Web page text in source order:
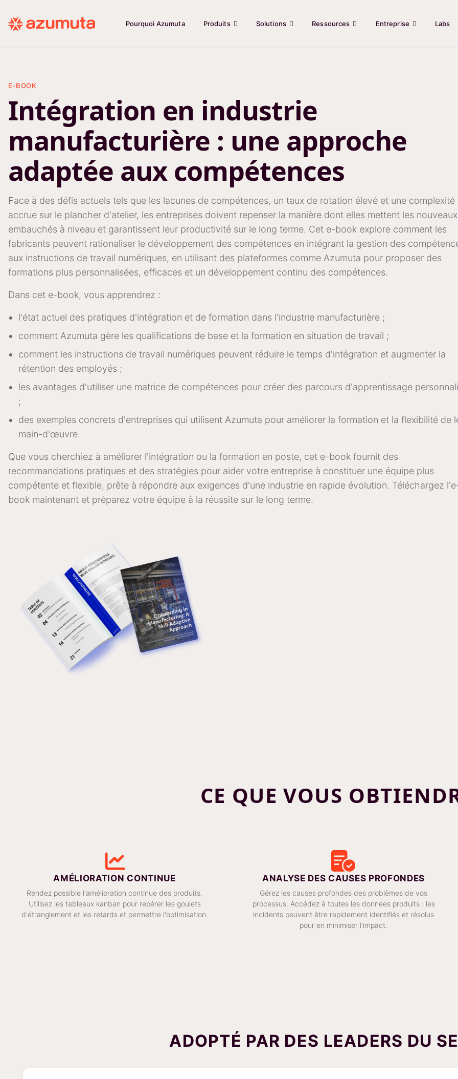
Pourquoi Azumuta Produits Solutions Ressources Entreprise Labs
E-BOOK
Intégration en industrie
manufacturière : une approche
adaptée aux compétences
Face à des défis actuels tels que les lacunes de compétences, un taux de rotation élevé et une complexité
accrue sur le plancher d'atelier, les entreprises doivent repenser la manière dont elles mettent les nouveaux
embauchés à niveau et garantissent leur productivité sur le long terme. Cet e-book explore comment les
fabricants peuvent rationaliser le développement des compétences en intégrant la gestion des
aux instructions de travail numériques, en utilisant des plateformes comme Azumuta pour proposer des
formations plus personnalisées, efficaces et un développement continu des compétences.
Dans cet e-book, vous apprendrez :
l'état actuel des pratiques d'intégration et de formation dans l'industrie manufacturière ;
comment Azumuta gère les qualifications de base et la formation en situation de travail ;
comment les instructions de travail numériques peuvent réduire le temps d'intégration et augmenter la
rétention des employés ;
les avantages d'utiliser une matrice de compétences pour créer des parcours d'apprentissage
;
des exemples concrets d'entreprises qui utilisent Azumuta pour améliorer la formation et la flexibilité de
main-d'œuvre.
Que vous cherchiez à améliorer l'intégration ou la formation en poste, cet e-book fournit des
recommandations pratiques et des stratégies pour aider votre entreprise à constituer une équipe plus
compétente et flexible, prête à répondre aux exigences d'une industrie en rapide évolution. Téléchargez
book maintenant et préparez votre équipe à la réussite sur le long terme.
CE QUE VOUS
AMÉLIORATION CONTINUE
Rendez possible l'amélioration continue des produits.
Utilisez les tableaux kanban pour repérer les goulets
d'étranglement et les retards et permettre l'optimisation.
ANALYSE DES CAUSES PROFONDES
Gérez les causes profondes des problèmes de vos
processus. Accédez à toutes les données produits : les
incidents peuvent être rapidement identifiés et résolus
pour en minimiser l'impact.
ADOPTÉ PAR DES LEADERS DU